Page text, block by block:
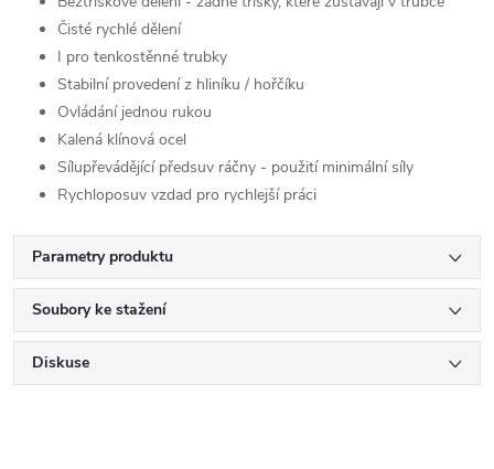
Čisté rychlé dělení
I pro tenkostěnné trubky
Stabilní provedení z hliníku / hořčíku
Ovládání jednou rukou
Kalená klínová ocel
Sílupřevádějící předsuv ráčny - použití minimální síly
Rychloposuv vzdad pro rychlejší práci
Parametry produktu
Soubory ke stažení
Diskuse